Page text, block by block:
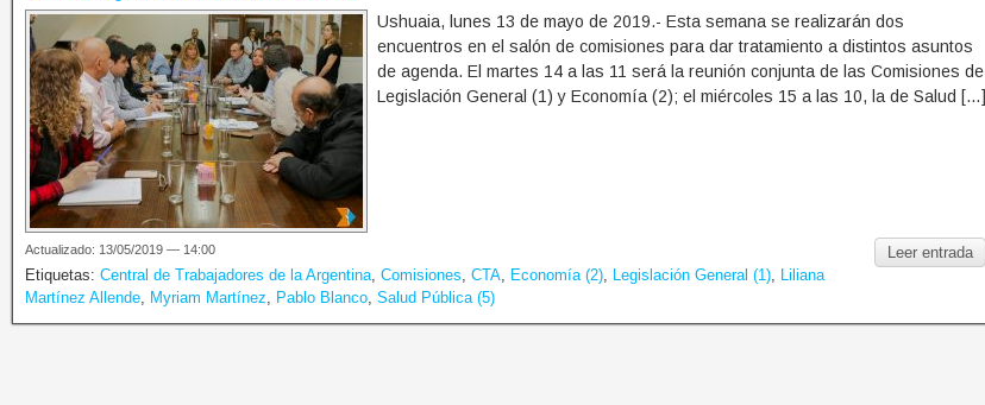
Ushuaia, lunes 13 de mayo de 2019.- Esta semana se realizarán dos
encuentros en el salón de comisiones para dar tratamiento a distintos asuntos
de agenda. El martes 14 a las 11 será la reunión conjunta de las Comisiones de
Legislación General (1) y Economía (2); el miércoles 15 a las 10, la de Salud […]
Leer entrada
Actualizado: 13/05/2019 — 14:00
Etiquetas: Central de Trabajadores de la Argentina, Comisiones, CTA, Economía (2), Legislación General (1), Liliana
Martínez Allende, Myriam Martínez, Pablo Blanco, Salud Pública (5)